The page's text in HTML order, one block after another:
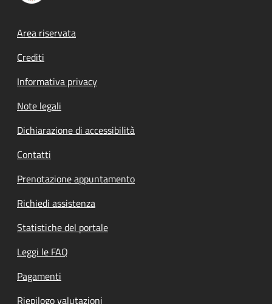
Footer menu
Area riservata
Crediti
Informativa privacy
Note legali
Dichiarazione di accessibilità
Contatti
Prenotazione appuntamento
Richiedi assistenza
Statistiche del portale
Leggi le FAQ
Pagamenti
Riepilogo valutazioni